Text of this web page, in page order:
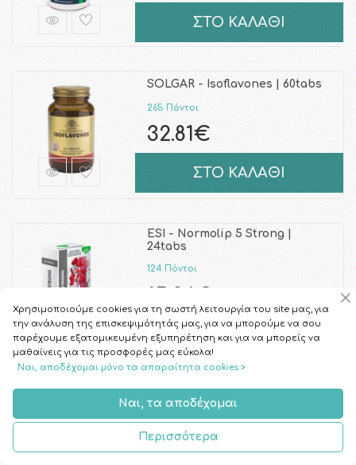
ΣΤΟ ΚΑΛΑΘΙ
SOLGAR - Isoflavones | 60tabs
265 Πόντοι
32.81€
ΣΤΟ ΚΑΛΑΘΙ
ESI - Normolip 5 Strong |
24tabs
124 Πόντοι
ΣΤΟ ΚΑΛΑΘΙ
SOLGAR - Vegetarian CoQ-10
200mg | 30 φυτικές κάψουλες
67.74€
Χρησιμοποιούμε cookies για τη σωστή λειτουργία του site μας, για
την ανάλυση της επισκεψιμότητάς μας, για να μπορούμε να σου
παρέχουμε εξατομικευμένη εξυπηρέτηση και για να μπορείς να
μαθαίνεις για τις προσφορές μας εύκολα!
Ναι, αποδέχομαι μόνο τα απαραίτητα cookies >
Ναι, τα αποδέχομαι
Περισσότερα